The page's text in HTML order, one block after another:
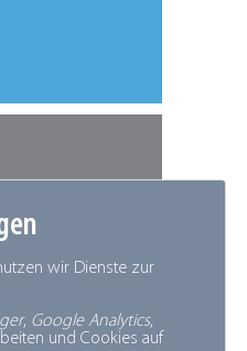
wir Dienste zur
, Google Analytics,
und Cookies auf